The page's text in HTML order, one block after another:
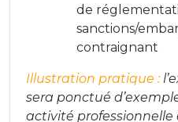
de
sanctions/
contraignant
Illustration pratique :
sera ponctué
activité